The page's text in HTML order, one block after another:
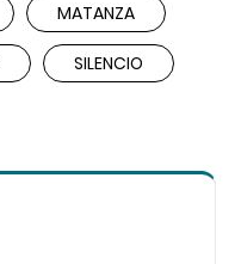
MATANZA
SILENCIO